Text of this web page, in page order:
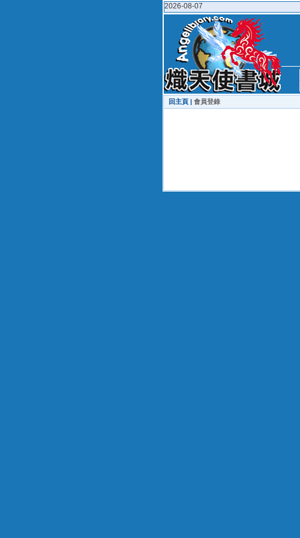
2026-08-07
回主頁 | 會員登錄